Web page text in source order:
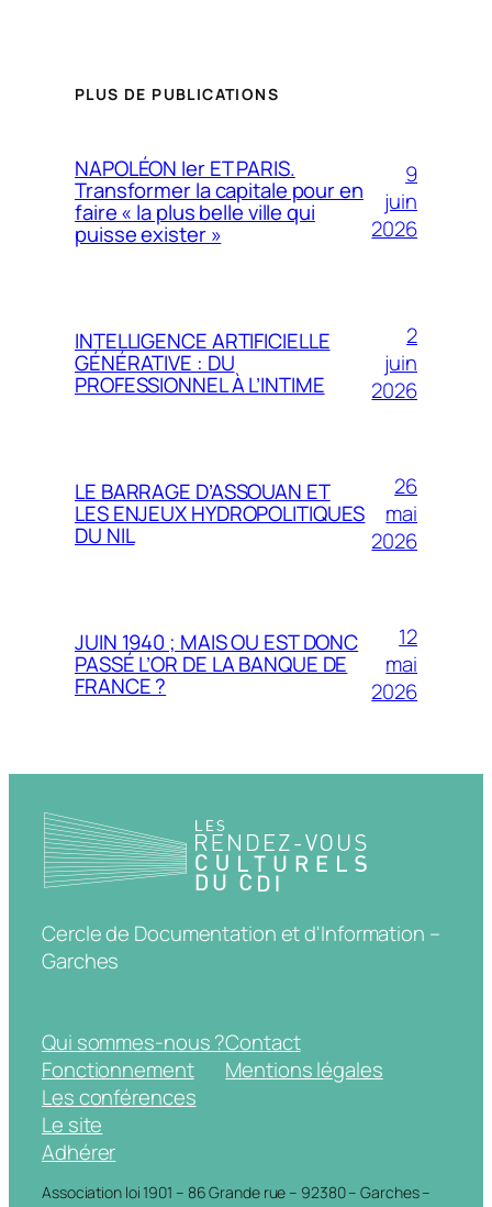
PLUS DE PUBLICATIONS
NAPOLÉON Ier ET PARIS.
Transformer la capitale pour en
faire « la plus belle ville qui
puisse exister »
9
juin
2026
INTELLIGENCE ARTIFICIELLE
GÉNÉRATIVE : DU
PROFESSIONNEL À L’INTIME
2
juin
2026
LE BARRAGE D’ASSOUAN ET
LES ENJEUX HYDROPOLITIQUES
DU NIL
26
mai
2026
JUIN 1940 ; MAIS OU EST DONC
PASSÉ L’OR DE LA BANQUE DE
FRANCE ?
12
mai
2026
Cercle de Documentation et d'Information –
Garches
Qui sommes-nous ?
Fonctionnement
Les conférences
Le site
Adhérer
Contact
Mentions légales
Association loi 1901 – 86 Grande rue – 92380 – Garches –